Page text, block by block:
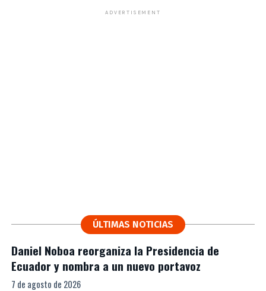
ADVERTISEMENT
ÚLTIMAS NOTICIAS
Daniel Noboa reorganiza la Presidencia de
Ecuador y nombra a un nuevo portavoz
7 de agosto de 2026